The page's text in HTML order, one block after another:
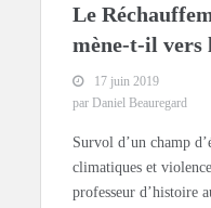
Le
mène-t-il vers
17 juin 2019
par Daniel Beauregard
Survol d’un champ
climatiques et
professeur d’histoire